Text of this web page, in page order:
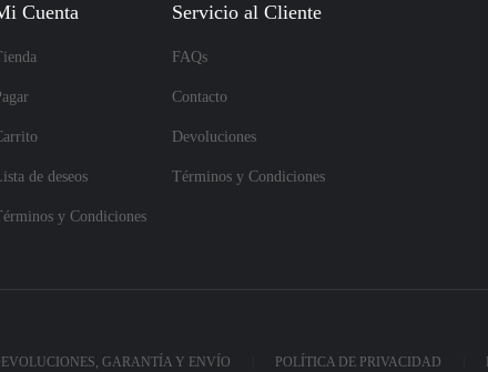
Cuenta
de deseos
y Condiciones
Servicio al Cliente
FAQs
Contacto
Devoluciones
Términos y Condiciones
GARANTÍA Y ENVÍO POLÍTICA DE PRIVACIDAD